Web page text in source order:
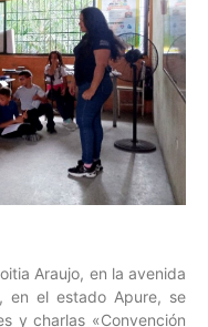
Araujo, en la avenida
en el estado Apure, se
y charlas «Convención